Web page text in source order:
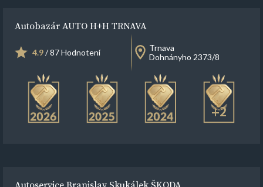
Autobazár AUTO H+H TRNAVA
4.9/ 87 Hodnotení
Trnava
Dohnányho 2373/8
+2
Autoservice Branislav Skukálek ŠKODA